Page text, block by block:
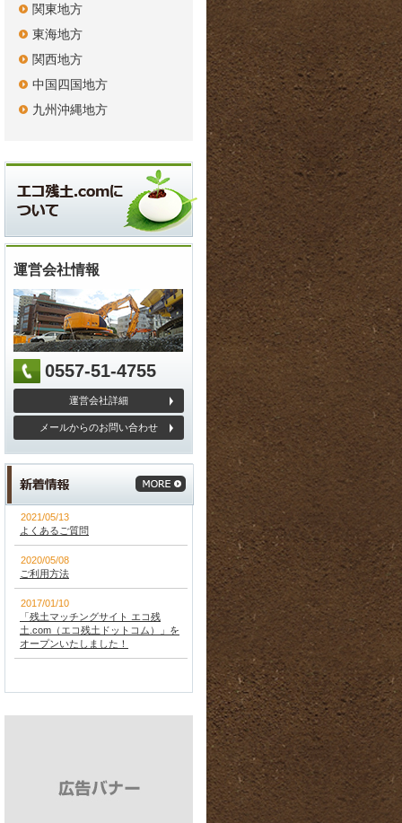
関東地方
東海地方
関西地方
中国四国地方
九州沖縄地方
運営会社情報
0557-51-4755
運営会社詳細
メールからのお問い合わせ
2021/05/13
よくあるご質問
2020/05/08
ご利用方法
2017/01/10
「残土マッチングサイト エコ残
土.com（エコ残土ドットコム）」を
オープンいたしました！